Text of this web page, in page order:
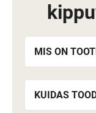
MIS ON
KUIDAS